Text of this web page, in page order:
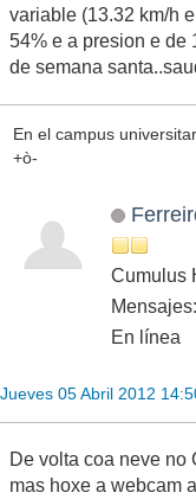
variable (13.32 km/h
54% e a presion e de
de semana
En el campus
+ò-
Cumulus
En línea
Jueves 05 Abril 2012
De volta coa neve no
mas hoxe a webcam